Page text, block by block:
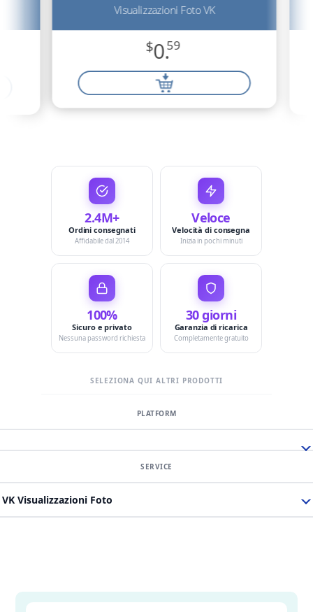
Visualizzazioni Foto VK
$0.59
2.4M+
Ordini consegnati
Affidabile dal 2014
Veloce
Velocità di consegna
Inizia in pochi minuti
100%
Sicuro e privato
Nessuna password richiesta
30 giorni
Garanzia di ricarica
Completamente gratuito
SELEZIONA QUI ALTRI PRODOTTI
VK Visualizzazioni Foto